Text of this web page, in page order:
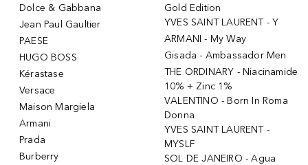
Dolce & Gabbana
Jean Paul Gaultier
PAESE
HUGO BOSS
Kérastase
Versace
Maison Margiela
Armani
Prada
Burberry
Gold Edition
YVES SAINT LAURENT - Y
ARMANI - My Way
Gisada - Ambassador Men
THE ORDINARY - Niacinamide
10% + Zinc 1%
VALENTINO - Born In Roma
Donna
YVES SAINT LAURENT -
MYSLF
SOL DE JANEIRO - Agua